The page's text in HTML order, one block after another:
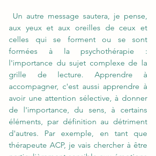
aux yeux et aux oreilles de ceux et
celles qui se forment ou se sont
formées à la psychothérapie :
l'importance du sujet complexe de la
grille de lecture. Apprendre à
accompagner, c'est aussi apprendre à
avoir une attention sélective, à donner
de l'importance, du sens, à certains
éléments, par définition au détriment
d'autres. Par exemple, en tant que
thérapeute ACP, je vais chercher à être